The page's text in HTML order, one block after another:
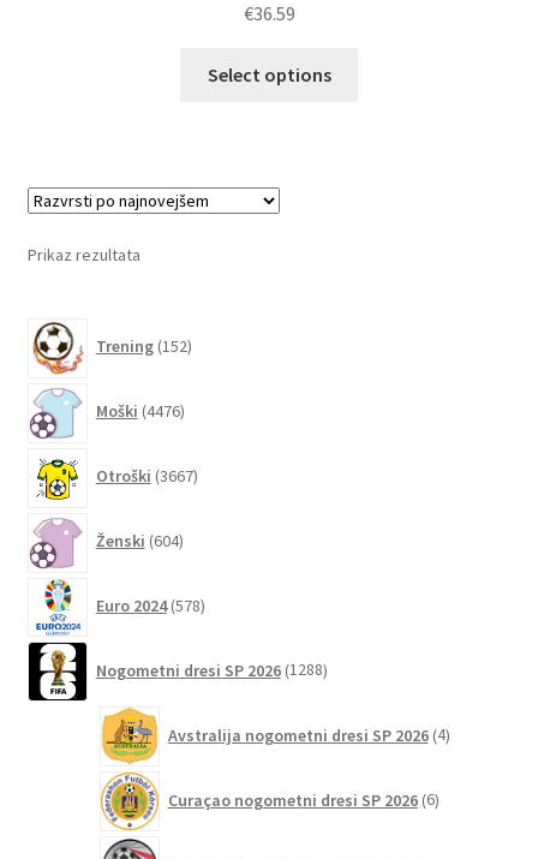
€36.59
Select options
Prikaz rezultata
Trening 152izdelkov
Moški 4476izdelkov
Otroški 3667izdelkov
Ženski 604izdelki
Euro 2024 578izdelkov
Nogometni dresi SP 2026 1288izdelkov
Avstralija nogometni dresi SP 2026 4izdelki
Curaçao nogometni dresi SP 2026 6izdelkov